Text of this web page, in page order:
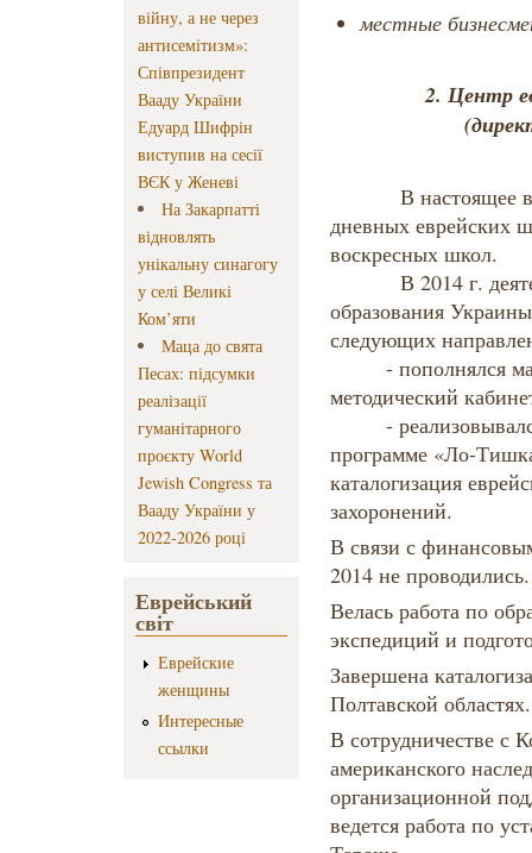
війну, а не через
антисемітизм»:
Співпрезидент
Вааду України
Едуард Шифрін
виступив на сесії
ВЄК у Женеві
На Закарпатті
відновлять
унікальну синагогу
у селі Великі
Ком’яти
Маца до свята
Песах: підсумки
реалізації
гуманітарного
проєкту World
Jewish Congress та
Вааду України у
2022-2026 році
Еврейський
світ
Еврейские
женщины
Интересные
ссылки
местные
2. Центр
В настоящее
дневных еврейских
воскресных школ.
В 2014 г.
образования
следующих
- пополнялся
методический
- реализовывался
программе «Ло-
каталогизация
захоронений.
В связи с
2014 не проводились.
Велась работа по
экспедиций и
Завершена
Полтавской областях.
В сотрудничестве
американского
организационной
ведется работа по